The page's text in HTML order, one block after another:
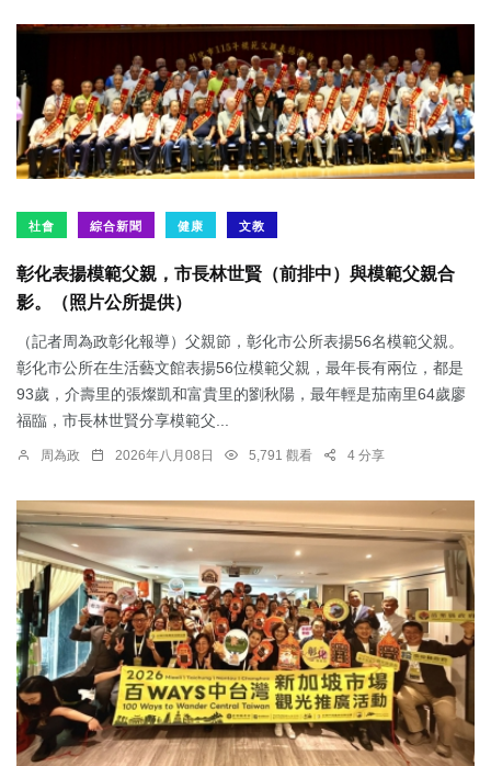
社會 綜合新聞 健康 文教
彰化表揚模範父親，市長林世賢（前排中）與模範父親合
影。（照片公所提供）
（記者周為政彰化報導）父親節，彰化市公所表揚56名模範父親。
彰化市公所在生活藝文館表揚56位模範父親，最年長有兩位，都是
93歲，介壽里的張燦凱和富貴里的劉秋陽，最年輕是茄南里64歲廖
福臨，市長林世賢分享模範父...
周為政 2026年八月08日 5,791 觀看 4 分享